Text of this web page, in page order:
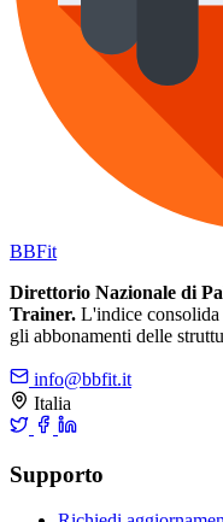
BBFit
Direttorio Nazionale di
Trainer. L'indice
gli abbonamenti delle
info@bbfit.it
Italia
Supporto